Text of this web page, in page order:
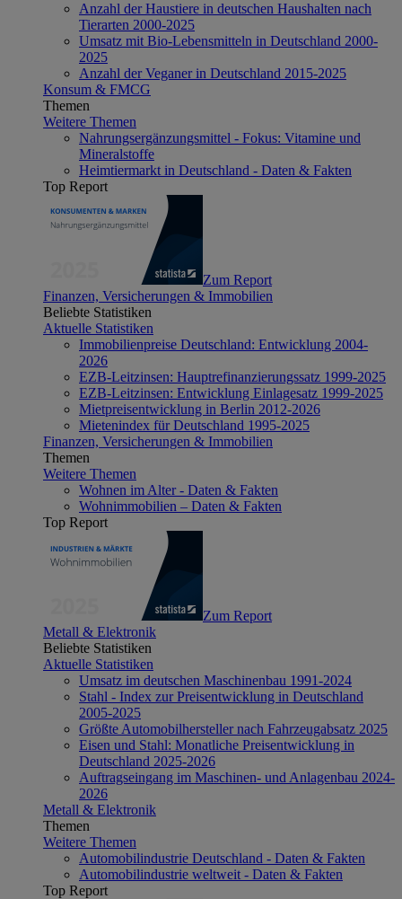
Anzahl der Haustiere in deutschen Haushalten nach
Tierarten 2000-2025
Umsatz mit Bio-Lebensmitteln in Deutschland 2000-
2025
Anzahl der Veganer in Deutschland 2015-2025
Konsum & FMCG
Themen
Weitere Themen
Nahrungsergänzungsmittel - Fokus: Vitamine und
Mineralstoffe
Heimtiermarkt in Deutschland - Daten & Fakten
Top Report
Zum Report
Finanzen, Versicherungen & Immobilien
Beliebte Statistiken
Aktuelle Statistiken
Immobilienpreise Deutschland: Entwicklung 2004-
2026
EZB-Leitzinsen: Hauptrefinanzierungssatz 1999-2025
EZB-Leitzinsen: Entwicklung Einlagesatz 1999-2025
Mietpreisentwicklung in Berlin 2012-2026
Mietenindex für Deutschland 1995-2025
Finanzen, Versicherungen & Immobilien
Themen
Weitere Themen
Wohnen im Alter - Daten & Fakten
Wohnimmobilien – Daten & Fakten
Top Report
Zum Report
Metall & Elektronik
Beliebte Statistiken
Aktuelle Statistiken
Umsatz im deutschen Maschinenbau 1991-2024
Stahl - Index zur Preisentwicklung in Deutschland
2005-2025
Größte Automobilhersteller nach Fahrzeugabsatz 2025
Eisen und Stahl: Monatliche Preisentwicklung in
Deutschland 2025-2026
Auftragseingang im Maschinen- und Anlagenbau 2024-
2026
Metall & Elektronik
Themen
Weitere Themen
Automobilindustrie Deutschland - Daten & Fakten
Automobilindustrie weltweit - Daten & Fakten
Top Report